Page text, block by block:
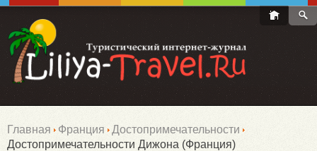
Главная Франция
Достопримечательности
Достопримечательности Дижона (Франция)